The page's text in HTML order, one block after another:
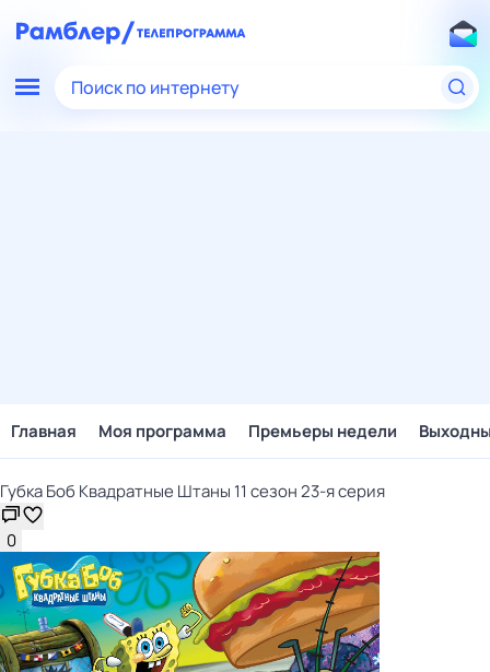
Поиск по интернету
Главная Моя программа Премьеры недели
Губка Боб Квадратные Штаны 11 сезон 23-я серия
0